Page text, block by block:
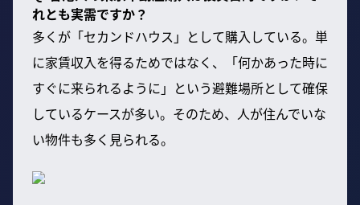
れとも実需ですか？
多くが「セカンドハウス」として購入している。単
に家賃収入を得るためではなく、「何かあった時に
すぐに来られるように」という避難場所として確保
しているケースが多い。そのため、人が住んでいな
い物件も多く見られる。